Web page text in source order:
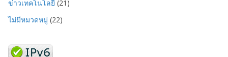
ข่าวเทคโนโลยี (21)
ไม่มีหมวดหมู่ (22)